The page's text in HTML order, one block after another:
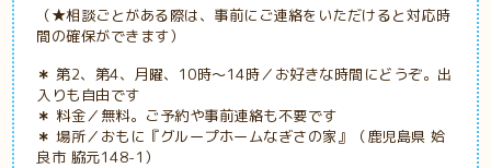
（★相談ごとがある際は、事前にご連絡をいただけると対応時
間の確保ができます）
＊ 第2、第4、月曜、10時～14時／お好きな時間にどうぞ。出
入りも自由です
＊ 料金／無料。ご予約や事前連絡も不要です
＊ 場所／おもに 『グループホームなぎさの家』（鹿児島県 姶
良市 脇元148-1）